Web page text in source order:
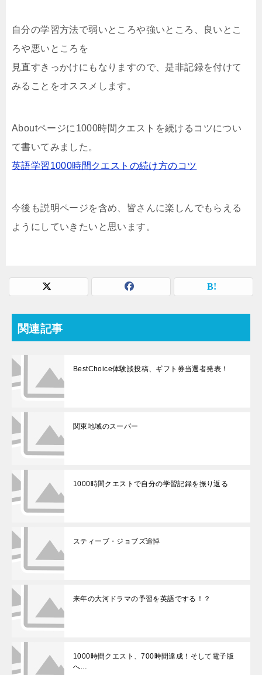
自分の学習方法で弱いところや強いところ、良いとこ
ろや悪いところを
見直すきっかけにもなりますので、是非記録を付けて
みることをオススメします。
Aboutページに1000時間クエストを続けるコツについ
て書いてみました。
英語学習1000時間クエストの続け方のコツ
今後も説明ページを含め、皆さんに楽しんでもらえる
ようにしていきたいと思います。
関連記事
BestChoice体験談投稿、ギフト券当選者発表！
関東地域のスーパー
1000時間クエストで自分の学習記録を振り返る
スティーブ・ジョブズ追悼
来年の大河ドラマの予習を英語でする！？
1000時間クエスト、700時間達成！そして電子版
へ…